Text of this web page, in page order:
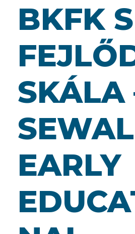
BKFK
SKÁLA
SEWAL
EARLY